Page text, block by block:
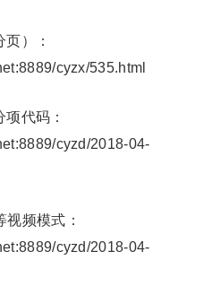
）：
cyzx/535.html
代码：
cyzd/2018-04-
频模式：
cyzd/2018-04-